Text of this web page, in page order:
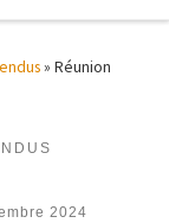
» Réunion
2024